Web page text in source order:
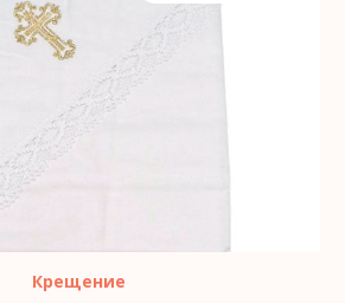
Крещение